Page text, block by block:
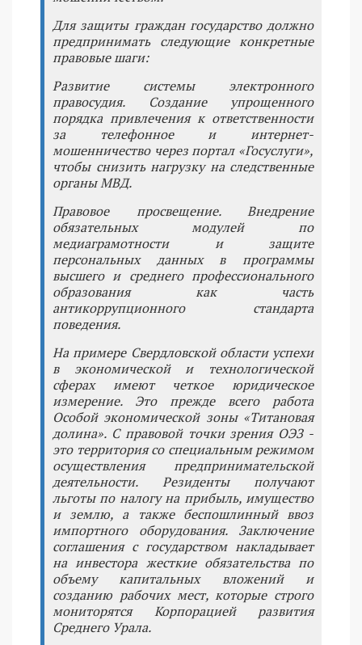
Для защиты граждан государство должно
предпринимать следующие конкретные
правовые шаги:
Развитие системы электронного
правосудия. Создание упрощенного
порядка привлечения к ответственности
за телефонное и интернет-
мошенничество через портал «Госуслуги»,
чтобы снизить нагрузку на следственные
органы МВД.
Правовое просвещение. Внедрение
обязательных модулей по
медиаграмотности и защите
персональных данных в программы
высшего и среднего профессионального
образования как часть
антикоррупционного стандарта
поведения.
На примере Свердловской области успехи
в экономической и технологической
сферах имеют четкое юридическое
измерение. Это прежде всего работа
Особой экономической зоны «Титановая
долина». С правовой точки зрения ОЭЗ -
это территория со специальным режимом
осуществления предпринимательской
деятельности. Резиденты получают
льготы по налогу на прибыль, имущество
и землю, а также беспошлинный ввоз
импортного оборудования. Заключение
соглашения с государством накладывает
на инвестора жесткие обязательства по
объему капитальных вложений и
созданию рабочих мест, которые строго
мониторятся Корпорацией развития
Среднего Урала.